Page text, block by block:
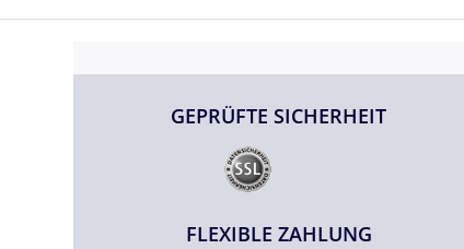
GEPRÜFTE SICHERHEIT
FLEXIBLE ZAHLUNG